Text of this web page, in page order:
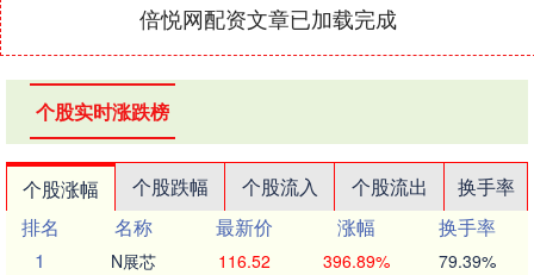
倍悦网配资文章已加载完成
个股实时涨跌榜
个股涨幅 个股跌幅 个股流入 个股流出
换手率
排名
名称 最新价 涨幅
换手率
1
N展芯 116.52 396.89% 79.39%